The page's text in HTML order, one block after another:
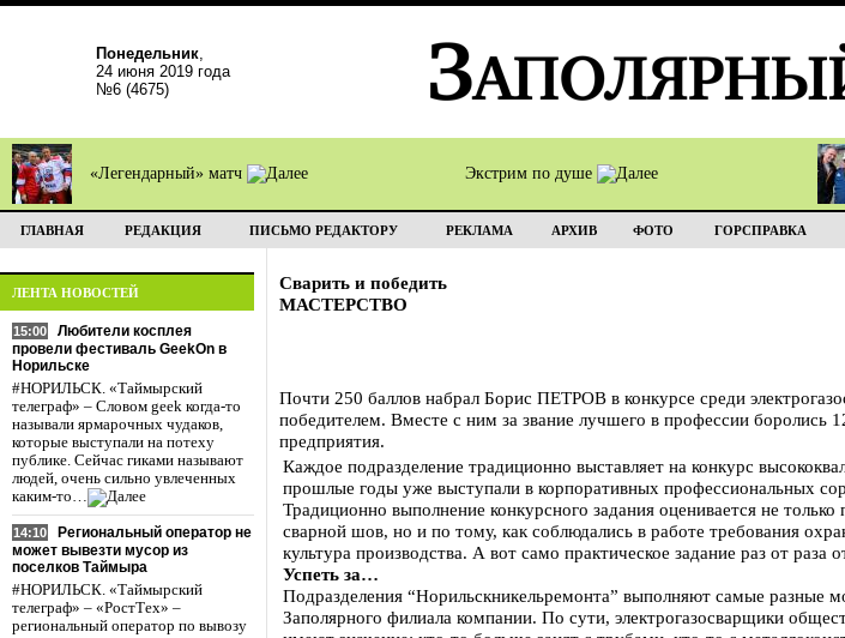
Понедельник,
24 июня 2019 года
№6 (4675)
«Легендарный» матч Экстрим по душе
ГЛАВНАЯ РЕДАКЦИЯ ПИСЬМО РЕДАКТОРУ РЕКЛАМА АРХИВ ФОТО ГОРСПРАВКА
ЛЕНТА НОВОСТЕЙ
15:00
Любители косплея
провели фестиваль GeekOn в
Норильске
#НОРИЛЬСК. «Таймырский
телеграф» – Словом geek когда-то
называли ярмарочных чудаков,
которые выступали на потеху
публике. Сейчас гиками называют
людей, очень сильно увлеченных
каким-то…
14:10
Региональный оператор не
может вывезти мусор из
поселков Таймыра
#НОРИЛЬСК. «Таймырский
телеграф» – «РостТех» –
региональный оператор по вывозу
Сварить и победить
МАСТЕРСТВО
Почти 250 баллов набрал Борис ПЕТРОВ в конкурсе среди
победителем. Вместе с ним за звание лучшего в профессии боролись
предприятия.
Каждое подразделение традиционно выставляет на конкурс
прошлые годы уже выступали в корпоративных профессиональных
Традиционно выполнение конкурсного задания оценивается не
сварной шов, но и по тому, как соблюдались в работе требования
культура производства. А вот само практическое задание раз от раза
Успеть за…
Подразделения “Норильскникельремонта” выполняют самые разные
Заполярного филиала компании. По сути, электрогазосварщики